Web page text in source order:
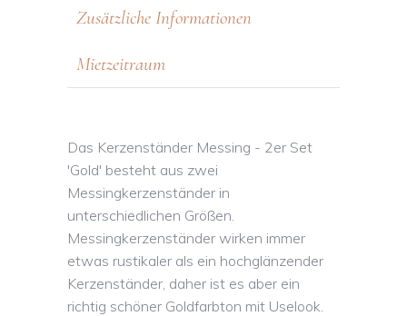
Zusätzliche Informationen
Mietzeitraum
Das Kerzenständer Messing - 2er Set
'Gold' besteht aus zwei
Messingkerzenständer in
unterschiedlichen Größen.
Messingkerzenständer wirken immer
etwas rustikaler als ein hochglänzender
Kerzenständer, daher ist es aber ein
richtig schöner Goldfarbton mit Uselook.